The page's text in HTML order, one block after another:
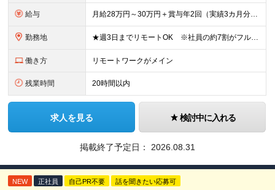
給与 月給28万円～30万円＋賞与年2回（実績3カ月分）＋住宅・家族手当 ※経験・年齢・能力を考慮し、当社規定により決定します。 ※試用期間3カ月（給与、待遇に差異はありません） ※残業代は全額支給いたしま
勤務地 ★週3日までリモートOK ※社員の約7割がフルに活用中 ★駅チカで通勤快適！ ■東京本社 東京都台東区上野6丁目16番地22号 上野TGビル4階 ※(変更の範囲)上記を除く当社関連勤務地
働き方 リモートワークがメイン
残業時間 20時間以内
求人を見る 検討中に入れる
掲載終了予定日： 2026.08.31
NEW 正社員 自己PR不要 話を聞きたい応募可